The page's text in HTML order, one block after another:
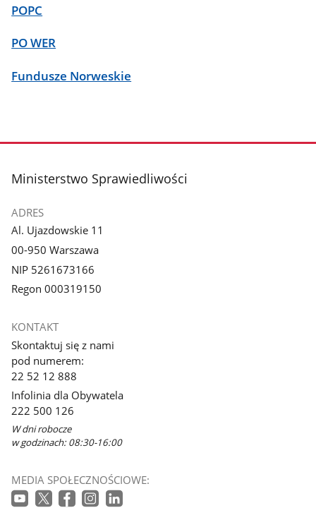
POPC
PO WER
Fundusze Norweskie
stopka
Ministerstwo Sprawiedliwości
ADRES
Al. Ujazdowskie 11
00-950 Warszawa
NIP 5261673166
Regon 000319150
KONTAKT
Skontaktuj się z nami
pod numerem:
22 52 12 888
Infolinia dla Obywatela
222 500 126
W dni robocze
w godzinach: 08:30-16:00
MEDIA SPOŁECZNOŚCIOWE: